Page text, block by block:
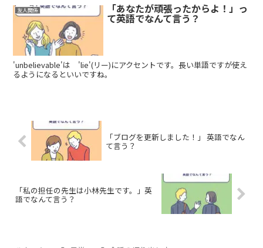
友人関係 「あなたが頑張ったからよ！」っ
て英語でなんて言う？
'unbelievable'は 'lie'(リー)にアクセントです。長い単語ですが使え
るようになるといいですね。
「ブログを更新しました！」 英語でなん
て言う？
「私の担任の先生は小林先生です。」英
語でなんて言う？